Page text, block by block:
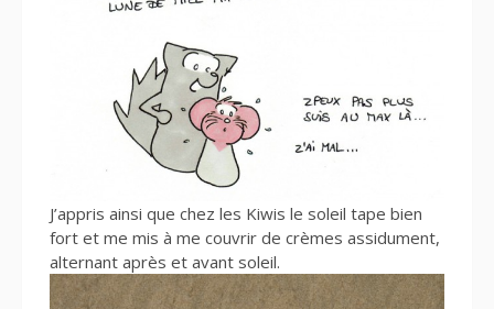
J’appris ainsi que chez les Kiwis le soleil tape bien
fort et me mis à me couvrir de crèmes assidument,
alternant après et avant soleil.